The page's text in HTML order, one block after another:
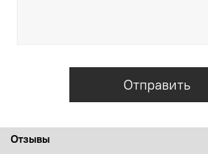
Отправить
Отзывы